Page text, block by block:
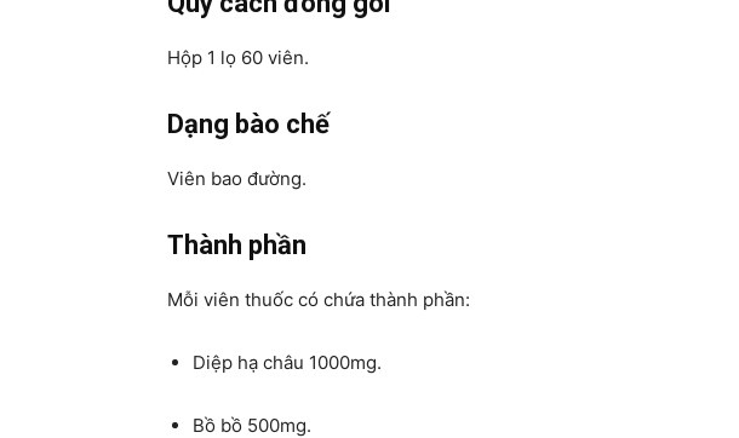
Hộp 1 lọ 60 viên.
Dạng bào chế
Viên bao đường.
Thành phần
Mỗi viên thuốc có chứa thành phần:
Diệp hạ châu 1000mg.
Bồ bồ 500mg.